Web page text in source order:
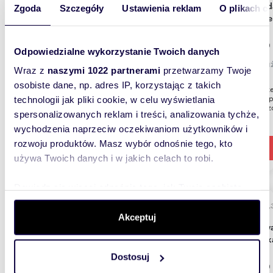
Zgoda Szczegóły Ustawienia reklam O plikach
Odpowiedzialne wykorzystanie Twoich danych
Wraz z naszymi 1022 partnerami przetwarzamy Twoje
osobiste dane, np. adres IP, korzystając z takich
technologii jak pliki cookie, w celu wyświetlania
spersonalizowanych reklam i treści, analizowania tychże,
wychodzenia naprzeciw oczekiwaniom użytkowników i
rozwoju produktów. Masz wybór odnośnie tego, kto
używa Twoich danych i w jakich celach to robi.
dane są przetwarzane oraz ustaw własne preferencje w
. W Deklaracji plików cookie możesz
zmienić lub wycofać swoją zgodę w dowolnej chwili.
Wykorzystujemy pliki cookie do spersonalizowania treści
Akceptuj
Dostosuj
Sprzedam atrakcyjny lokal usługowy 330 m² przy
1
lokal
Na
1